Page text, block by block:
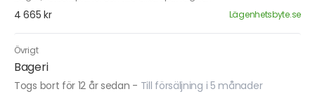
4 665 kr Lägenhetsbyte.se
Övrigt
Bageri
Togs bort för 12 år sedan - Till försäljning i 5 månader